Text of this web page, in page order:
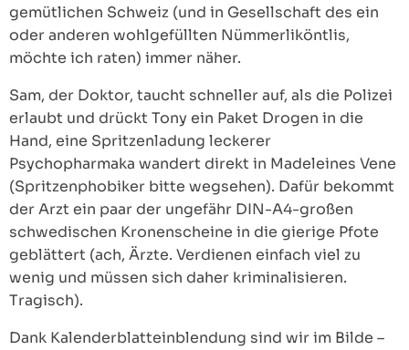
gemütlichen Schweiz (und in Gesellschaft des ein
oder anderen wohlgefüllten Nümmerliköntlis,
möchte ich raten) immer näher.
Sam, der Doktor, taucht schneller auf, als die Polizei
erlaubt und drückt Tony ein Paket Drogen in die
Hand, eine Spritzenladung leckerer
Psychopharmaka wandert direkt in Madeleines Vene
(Spritzenphobiker bitte wegsehen). Dafür bekommt
der Arzt ein paar der ungefähr DIN-A4-großen
schwedischen Kronenscheine in die gierige Pfote
geblättert (ach, Ärzte. Verdienen einfach viel zu
wenig und müssen sich daher kriminalisieren.
Tragisch).
Dank Kalenderblatteinblendung sind wir im Bilde –